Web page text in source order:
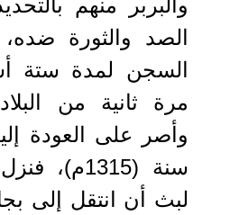
والبربر منهم
الصد والثورة
السجن لمدة ستة
مرة ثانية من
وأصر على العودة
سنة
لبث أن انتقل إلى